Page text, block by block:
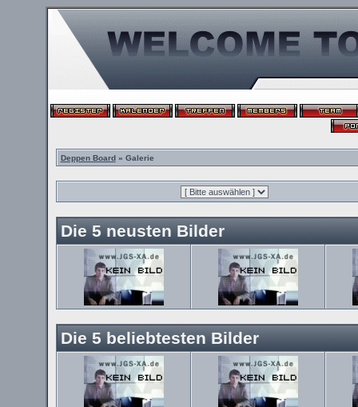
Deppen Board» Galerie
Die 5 neusten Bilder
Die 5 beliebtesten Bilder